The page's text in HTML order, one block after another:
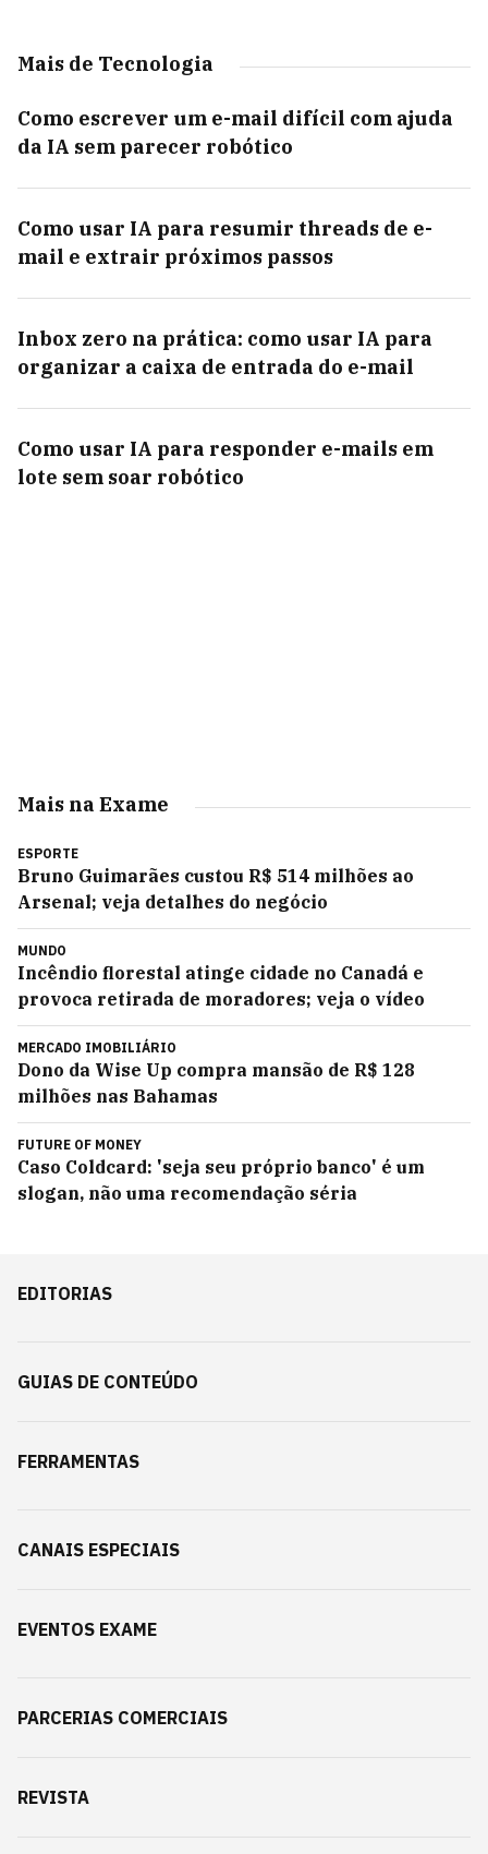
Mais de Tecnologia
Como escrever um e-mail difícil com ajuda
da IA sem parecer robótico
Como usar IA para resumir threads de e-
mail e extrair próximos passos
Inbox zero na prática: como usar IA para
organizar a caixa de entrada do e-mail
Como usar IA para responder e-mails em
lote sem soar robótico
Mais na Exame
ESPORTE
Bruno Guimarães custou R$ 514 milhões ao
Arsenal; veja detalhes do negócio
MUNDO
Incêndio florestal atinge cidade no Canadá e
provoca retirada de moradores; veja o vídeo
MERCADO IMOBILIÁRIO
Dono da Wise Up compra mansão de R$ 128
milhões nas Bahamas
FUTURE OF MONEY
Caso Coldcard: 'seja seu próprio banco' é um
slogan, não uma recomendação séria
EDITORIAS
GUIAS DE CONTEÚDO
FERRAMENTAS
CANAIS ESPECIAIS
EVENTOS EXAME
PARCERIAS COMERCIAIS
REVISTA